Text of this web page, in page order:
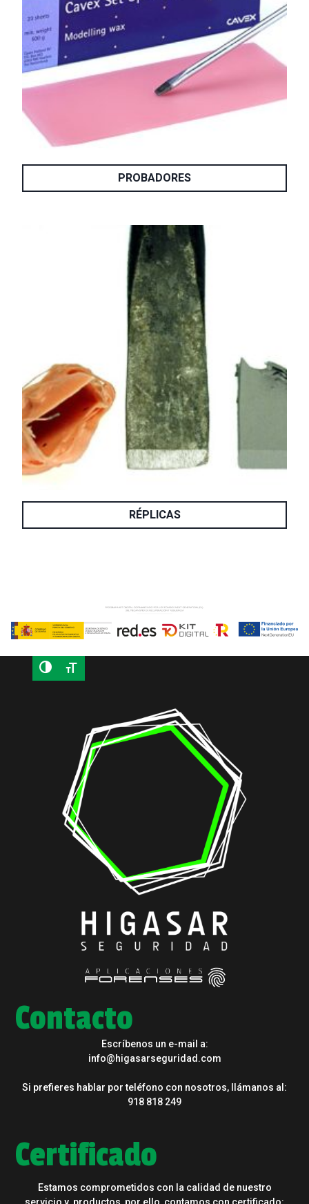
PROBADORES
RÉPLICAS
Contacto
Escríbenos un e-mail a:
info@higasarseguridad.com
Si prefieres hablar por teléfono con nosotros, llámanos al:
918 818 249
Certificado
Estamos comprometidos con la calidad de nuestro
servicio y productos, por ello, contamos con certificado: